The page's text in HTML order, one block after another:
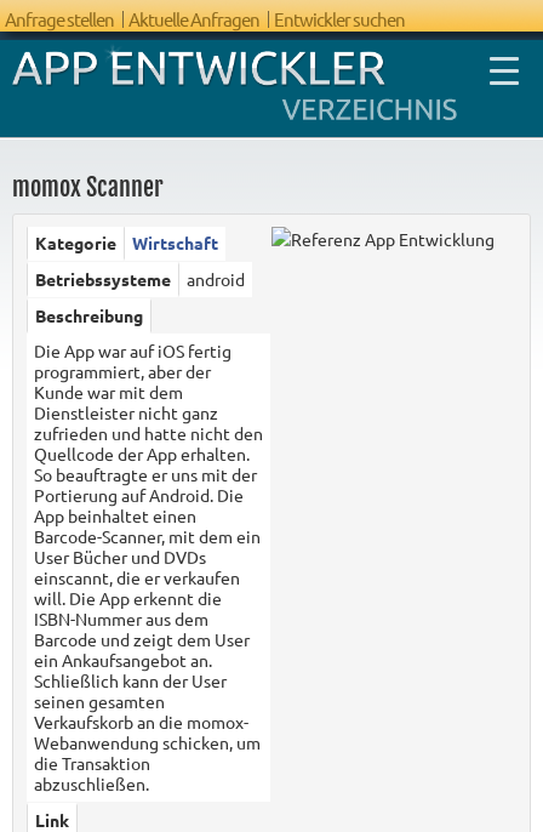
Anfrage stellen Aktuelle Anfragen Entwickler suchen
momox Scanner
Kategorie
Wirtschaft
Betriebssysteme
android
Beschreibung
Die App war auf iOS fertig
programmiert, aber der
Kunde war mit dem
Dienstleister nicht ganz
zufrieden und hatte nicht den
Quellcode der App erhalten.
So beauftragte er uns mit der
Portierung auf Android. Die
App beinhaltet einen
Barcode-Scanner, mit dem ein
User Bücher und DVDs
einscannt, die er verkaufen
will. Die App erkennt die
ISBN-Nummer aus dem
Barcode und zeigt dem User
ein Ankaufsangebot an.
Schließlich kann der User
seinen gesamten
Verkaufskorb an die momox-
Webanwendung schicken, um
die Transaktion
abzuschließen.
Link